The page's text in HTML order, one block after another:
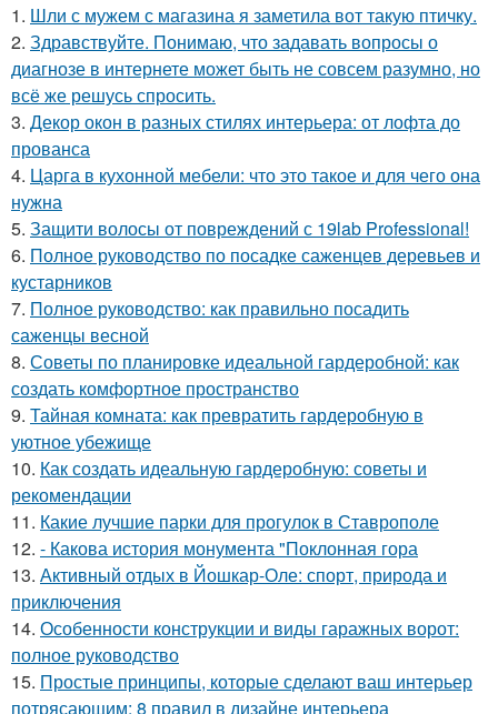
1. Шли с мужем с магазина я заметила вот такую птичку.
2. Здравствуйте. Понимаю, что задавать вопросы о
диагнозе в интернете может быть не совсем разумно, но
всё же решусь спросить.
3. Декор окон в разных стилях интерьера: от лофта до
прованса
4. Царга в кухонной мебели: что это такое и для чего она
нужна
5. Защити волосы от повреждений с 19lab Professional!
6. Полное руководство по посадке саженцев деревьев и
кустарников
7. Полное руководство: как правильно посадить
саженцы весной
8. Советы по планировке идеальной гардеробной: как
создать комфортное пространство
9. Тайная комната: как превратить гардеробную в
уютное убежище
10. Как создать идеальную гардеробную: советы и
рекомендации
11. Какие лучшие парки для прогулок в Ставрополе
12. - Какова история монумента "Поклонная гора
13. Активный отдых в Йошкар-Оле: спорт, природа и
приключения
14. Особенности конструкции и виды гаражных ворот:
полное руководство
15. Простые принципы, которые сделают ваш интерьер
потрясающим: 8 правил в дизайне интерьера